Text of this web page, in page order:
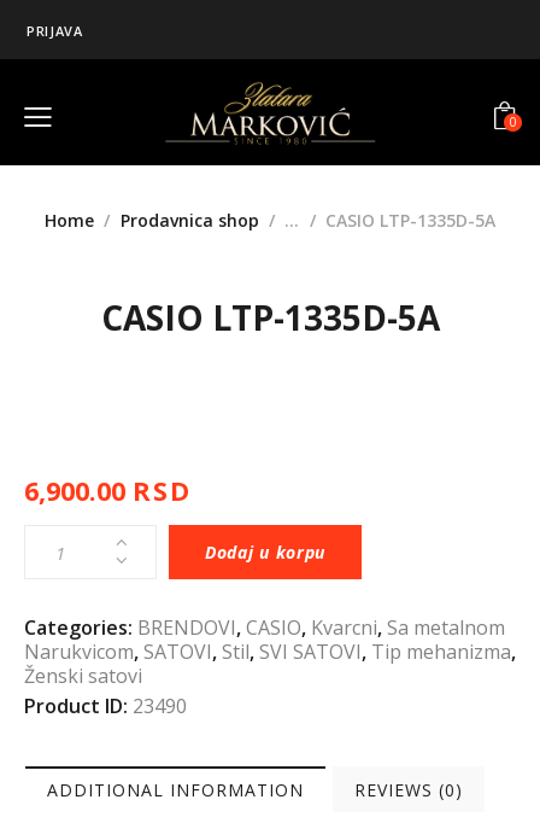
PRIJAVA
0
CASIO LTP-1335D-5A
Home Prodavnica shop ... CASIO LTP-1335D-5A
6,900.00 RSD
Dodaj u korpu
Categories: BRENDOVI,CASIO, Kvarcni,Sa metalnom
Narukvicom,SATOVI,Stil,SVI SATOVI, Tip mehanizma,
Ženski satovi
Product ID: 23490
ADDITIONAL INFORMATION REVIEWS (0)